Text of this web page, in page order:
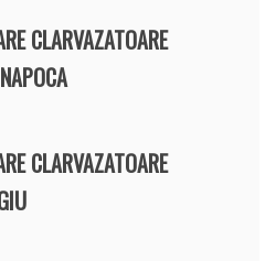
CLARVAZATOARE
CLARVAZATOARE